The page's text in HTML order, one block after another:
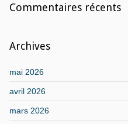
Commentaires récents
Archives
mai 2026
avril 2026
mars 2026